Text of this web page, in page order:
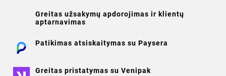
Greitas užsakymų apdorojimas ir klientų
aptarnavimas
Patikimas atsiskaitymas su Paysera
Greitas pristatymas su Venipak